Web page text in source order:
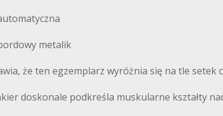
metalik
że ten egzemplarz wyróżnia się na tle setek
doskonale podkreśla muskularne kształty